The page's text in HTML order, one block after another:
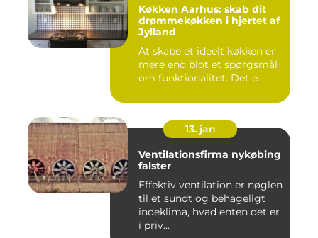
Køkken Aarhus: skab dit
drømmekøkken i hjertet af
Jylland
At skabe et ideelt køkken er
mere end blot et spørgsmål
om funktionalitet. Det e...
13. jan
Ventilationsfirma nykøbing
falster
Effektiv ventilation er nøglen
til et sundt og behageligt
indeklima, hvad enten det er
i priv...